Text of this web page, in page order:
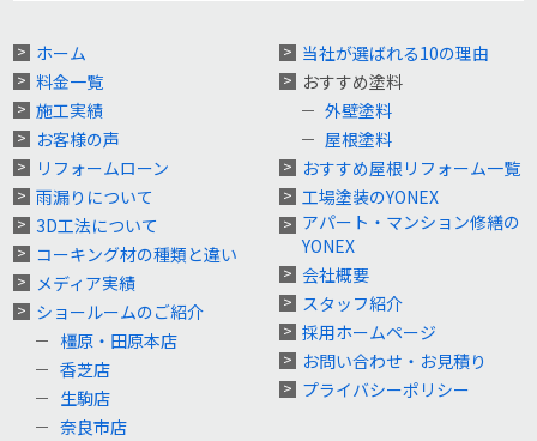
ホーム
料金一覧
施工実績
お客様の声
リフォームローン
雨漏りについて
3D工法について
コーキング材の種類と違い
メディア実績
ショールームのご紹介
橿原・田原本店
香芝店
生駒店
奈良市店
当社が選ばれる10の理由
おすすめ塗料
外壁塗料
屋根塗料
おすすめ屋根リフォーム一覧
工場塗装のYONEX
アパート・マンション修繕の
YONEX
会社概要
スタッフ紹介
採用ホームページ
お問い合わせ・お見積り
プライバシーポリシー